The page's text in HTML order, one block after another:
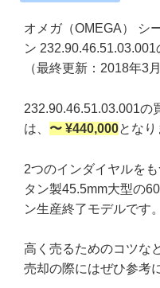
オメガ（OMEGA） シ
ン
（最終更新：2018年3月
232.90.46.51.03.001の
は、 〜 ¥440,000となり
2つのインダイヤルを
タン製45.5mm大型の
ン生産終了モデルです。
高く売るためのコツな
売却の際にはぜひ参考